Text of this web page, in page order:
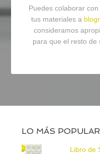
Puedes colaborar
tus materiales a
consideramos
para que el resto de
LO MÁS POPULAR
Libro de